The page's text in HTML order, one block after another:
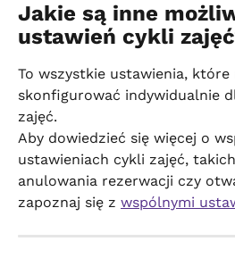
Jakie są inne
ustawień cykli
To wszystkie ustawienia, które
skonfigurować indywidualnie
zajęć.
Aby dowiedzieć się więcej o
ustawieniach cykli zajęć,
anulowania rezerwacji czy
zapoznaj się z wspólnymi